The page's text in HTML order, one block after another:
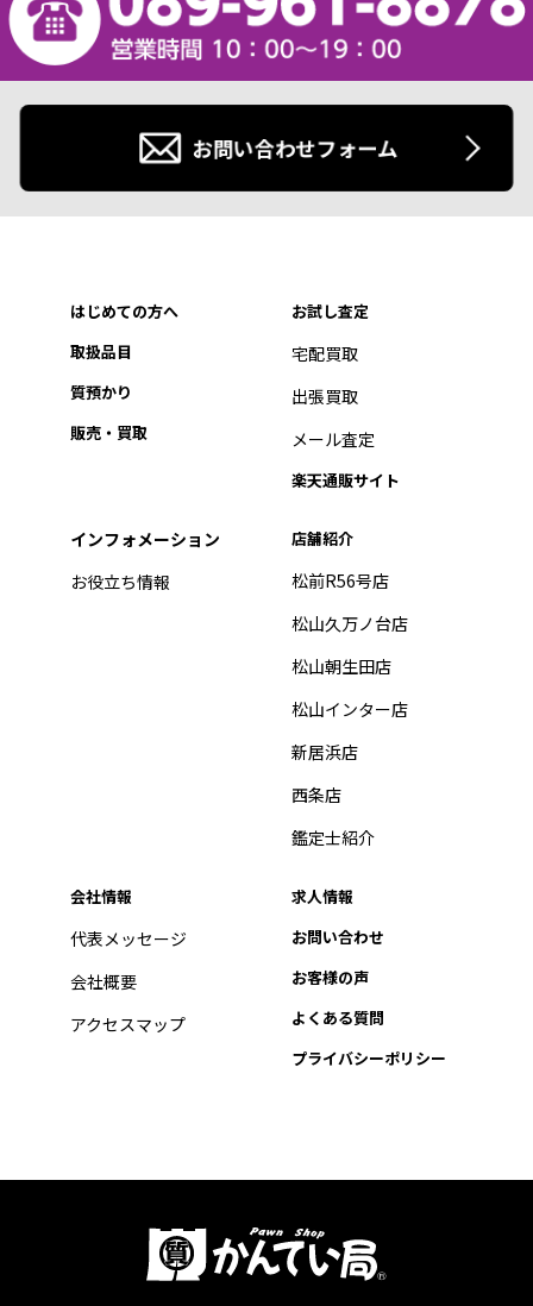
お問い合わせフォーム
はじめての方へ
取扱品目
質預かり
販売・買取
お試し査定
宅配買取
出張買取
メール査定
楽天通販サイト
インフォメーション
お役立ち情報
店舗紹介
松前R56号店
松山久万ノ台店
松山朝生田店
松山インター店
新居浜店
西条店
鑑定士紹介
会社情報
代表メッセージ
会社概要
アクセスマップ
求人情報
お問い合わせ
お客様の声
よくある質問
プライバシーポリシー